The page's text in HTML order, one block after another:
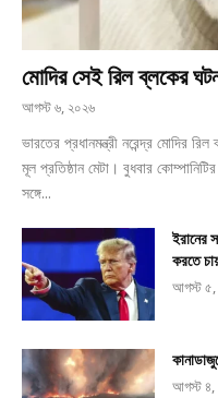
মোদির সেই রিল ব্লকের
আগস্ট ৬, ২০২৬
ভারতের প্রধানমন্ত্রী নরেন্দ্র মোদির
মূল প্রতিষ্ঠান মেটা। বুধবার
সঙ্গে...
ইরানের
করতে
আগস্ট
আগস্ট ৪,